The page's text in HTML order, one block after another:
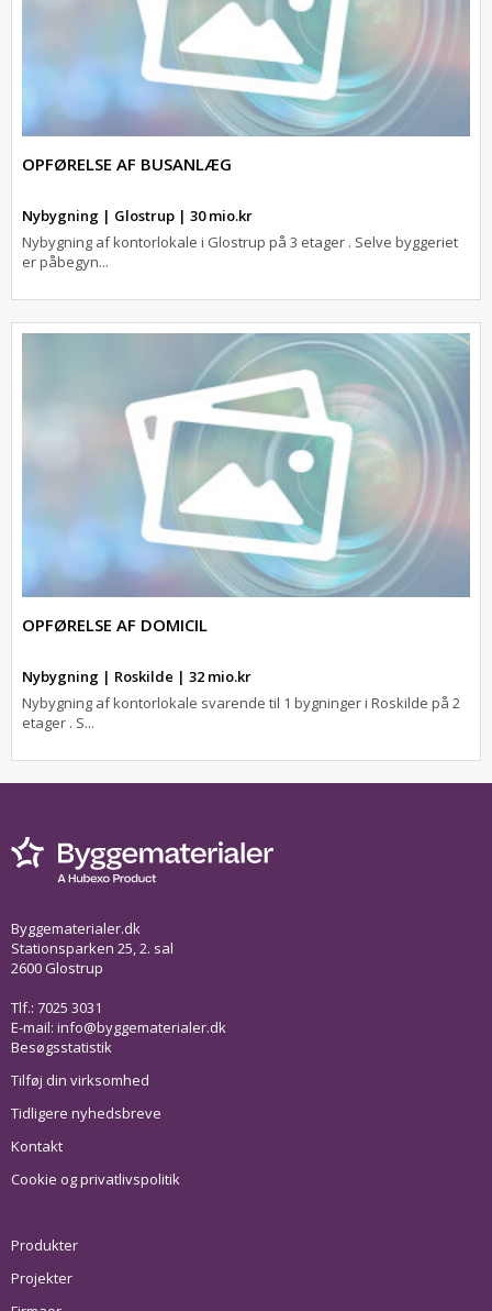
OPFØRELSE AF BUSANLÆG
Nybygning | Glostrup | 30 mio.kr
Nybygning af kontorlokale i Glostrup på 3 etager . Selve byggeriet
er påbegyn...
OPFØRELSE AF DOMICIL
Nybygning | Roskilde | 32 mio.kr
Nybygning af kontorlokale svarende til 1 bygninger i Roskilde på 2
etager . S...
Byggematerialer.dk
Stationsparken 25, 2. sal
2600 Glostrup
Tlf.: 7025 3031
E-mail: info@byggematerialer.dk
Besøgsstatistik
Tilføj din virksomhed
Tidligere nyhedsbreve
Kontakt
Cookie og privatlivspolitik
Produkter
Projekter